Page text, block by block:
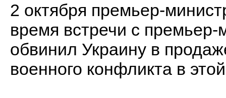
2 октября премьер-
время встречи с
обвинил Украину в
военного конфликта в